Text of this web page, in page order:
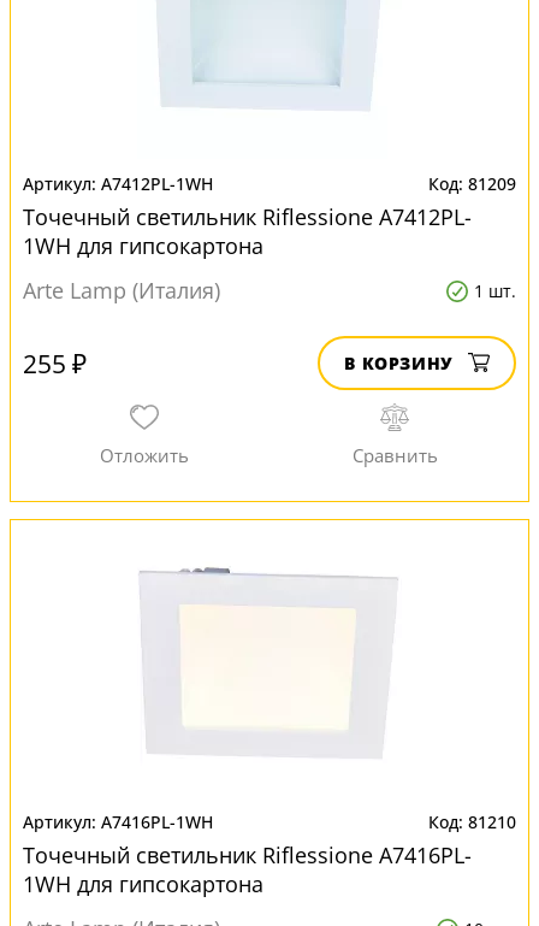
A7412PL-1WH 81209
Точечный светильник Riflessione A7412PL-
1WH для гипсокартона
Arte Lamp (Италия)
1 шт.
255 ₽ В КОРЗИНУ
A7416PL-1WH 81210
Точечный светильник Riflessione A7416PL-
1WH для гипсокартона